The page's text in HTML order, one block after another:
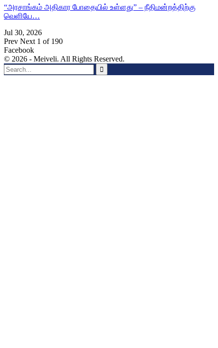
“அரசாங்கம் அதிகார போதையில் உள்ளது” – நீதிமன்றத்திற்கு
வெளியே…
Jul 30, 2026
Prev Next 1 of 190
Facebook
© 2026 - Meiveli. All Rights Reserved.